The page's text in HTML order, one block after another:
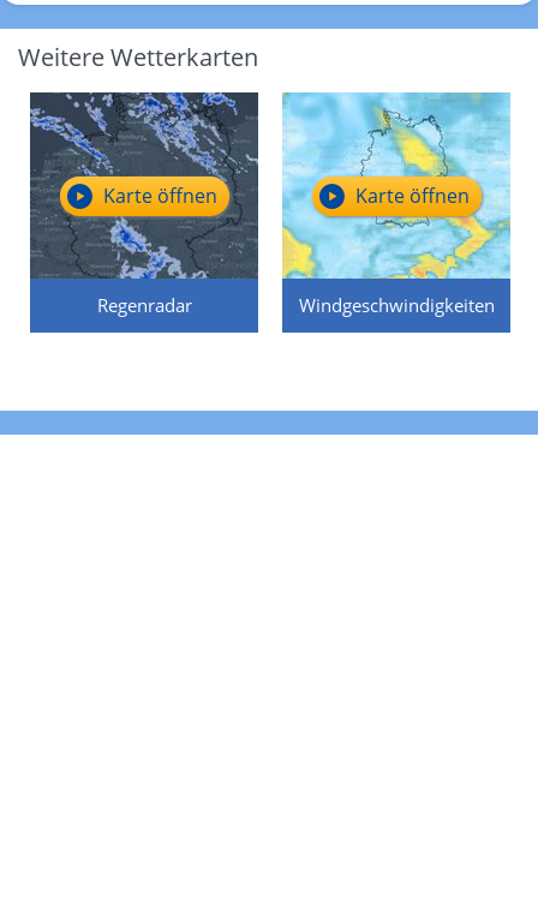
Weitere Wetterkarten
Regenradar
Karte öffnen
Windgeschwindigkeiten
Karte öffnen